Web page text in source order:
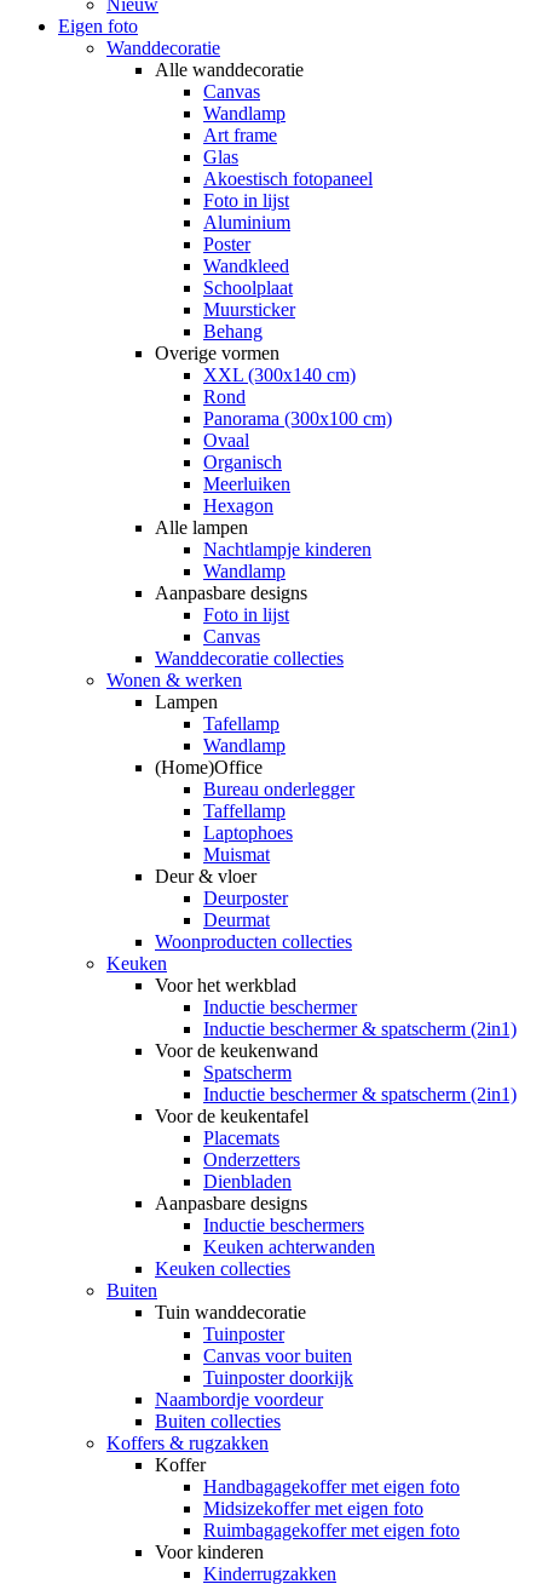
Eigen foto
Wanddecoratie
Alle wanddecoratie
Canvas
Wandlamp
Art frame
Glas
Akoestisch fotopaneel
Foto in lijst
Aluminium
Poster
Wandkleed
Schoolplaat
Muursticker
Behang
Overige vormen
XXL (300x140 cm)
Rond
Panorama (300x100 cm)
Ovaal
Organisch
Meerluiken
Hexagon
Alle lampen
Nachtlampje kinderen
Wandlamp
Aanpasbare designs
Foto in lijst
Canvas
Wanddecoratie collecties
Wonen & werken
Lampen
Tafellamp
Wandlamp
(Home)Office
Bureau onderlegger
Taffellamp
Laptophoes
Muismat
Deur & vloer
Deurposter
Deurmat
Woonproducten collecties
Keuken
Voor het werkblad
Inductie beschermer
Inductie beschermer & spatscherm (2in1)
Voor de keukenwand
Spatscherm
Inductie beschermer & spatscherm (2in1)
Voor de keukentafel
Placemats
Onderzetters
Dienbladen
Aanpasbare designs
Inductie beschermers
Keuken achterwanden
Keuken collecties
Buiten
Tuin wanddecoratie
Tuinposter
Canvas voor buiten
Tuinposter doorkijk
Naambordje voordeur
Buiten collecties
Koffers & rugzakken
Koffer
Handbagagekoffer met eigen foto
Midsizekoffer met eigen foto
Ruimbagagekoffer met eigen foto
Voor kinderen
Kinderrugzakken